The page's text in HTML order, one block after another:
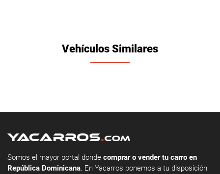
Vehículos Similares
Somos el mayor portal donde comprar o vender tu carro en
República Dominicana. En Yacarros ponemos a tu disposición